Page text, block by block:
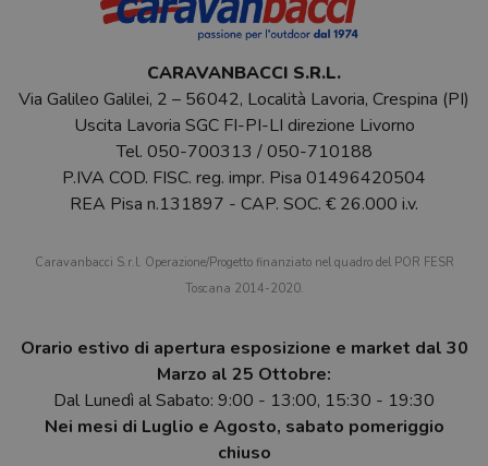
CARAVANBACCI S.R.L.
Via Galileo Galilei, 2 – 56042, Località Lavoria, Crespina (PI)
Uscita Lavoria SGC FI-PI-LI direzione Livorno
Tel. 050-700313 /050-710188
P.IVA COD. FISC. reg. impr. Pisa 01496420504
REA Pisa n.131897 - CAP. SOC. € 26.000 i.v.
Caravanbacci S.r.l. Operazione/Progetto finanziato nel quadro del POR FESR
Toscana 2014-2020.
Orario estivo di apertura esposizione e market dal 30
Marzo al 25 Ottobre:
Dal Lunedì al Sabato: 9:00 - 13:00, 15:30 - 19:30
Nei mesi di Luglio e Agosto, sabato pomeriggio
chiuso